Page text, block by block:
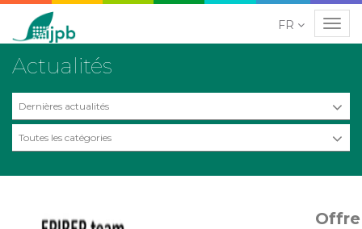
FR
Actualités
Dernières actualités
Toutes les catégories